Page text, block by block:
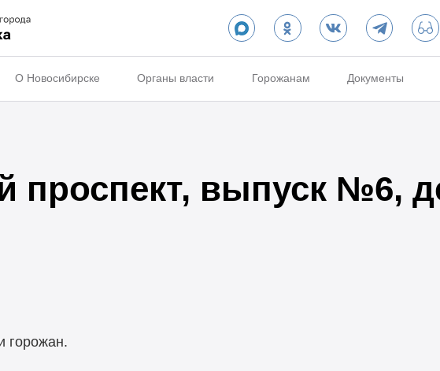
О Новосибирске Органы власти Горожанам Документы
проспект, выпуск №6,
горожан.